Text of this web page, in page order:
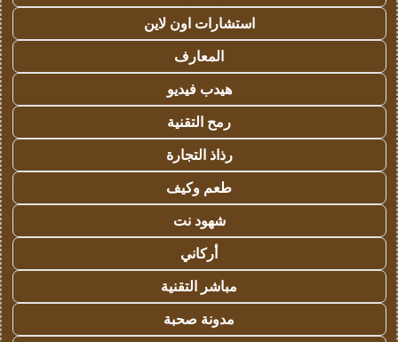
استشارات اون لاين
المعارف
هيدب فيديو
رمح التقنية
رذاذ التجارة
طعم وكيف
شهود نت
أركاني
مباشر التقنية
مدونة صحبة